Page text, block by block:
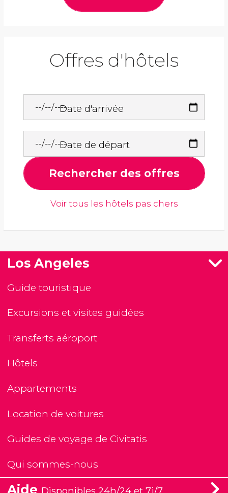
Offres d'hôtels
Date d'arrivée
Date de départ
Rechercher des offres
Voir tous les hôtels pas chers
Los Angeles
Guide touristique
Excursions et visites guidées
Transferts aéroport
Hôtels
Appartements
Location de voitures
Guides de voyage de Civitatis
Qui sommes-nous
Aide Disponibles 24h/24 et 7j/7